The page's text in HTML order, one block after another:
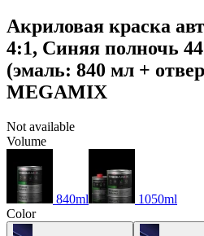
Акриловая краска
4:1, Синяя полночь
(эмаль: 840 мл +
MEGAMIX
Not available
Volume
840ml
1050ml
Color